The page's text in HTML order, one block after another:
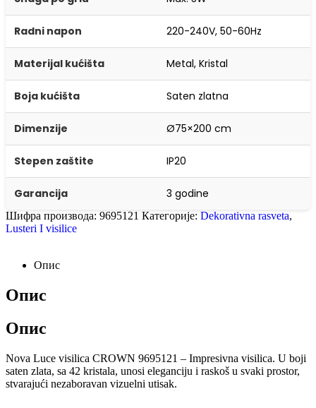
Radni napon 220-240V, 50-60Hz
Materijal kućišta Metal, Kristal
Boja kućišta Saten zlatna
Dimenzije Ø75×200 cm
Stepen zaštite IP20
Garancija 3 godine
Шифра производа: 9695121 Категорије: Dekorativna rasveta,
Lusteri I visilice
Опис
Опис
Опис
Nova Luce visilica CROWN 9695121 – Impresivna visilica. U boji
saten zlata, sa 42 kristala, unosi eleganciju i raskoš u svaki prostor,
stvarajući nezaboravan vizuelni utisak.